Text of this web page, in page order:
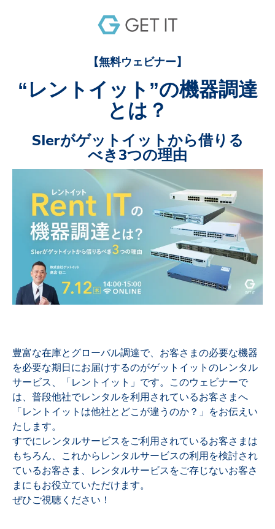
【無料ウェビナー】
“レントイット”の機器調達
とは？
SIerがゲットイットから借りる
べき3つの理由
豊富な在庫とグローバル調達で、お客さまの必要な機器
を必要な期日にお届けするのがゲットイットのレンタル
サービス、「レントイット」です。このウェビナーで
は、普段他社でレンタルを利用されているお客さまへ
「レントイットは他社とどこが違うのか？」をお伝えい
たします。
すでにレンタルサービスをご利用されているお客さまは
もちろん、これからレンタルサービスの利用を検討され
ているお客さま、レンタルサービスをご存じないお客さ
まにもお役立ていただけます。
ぜひご視聴ください！